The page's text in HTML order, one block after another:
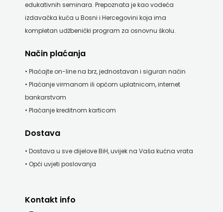
grupa
d.o.o.
TERAPIJA,
ZAGREB
Twins
GLUTEN
edukativnih seminara. Prepoznata je kao vodeća
izdavačka kuća u Bosni i Hercegovini koja ima
kompletan udžbenički program za osnovnu školu.
Način plaćanja
• Plaćajte on-line na brz, jednostavan i siguran način
• Plaćanje virmanom ili općom uplatnicom, internet
bankarstvom
• Plaćanje kreditnom karticom
Dostava
• Dostava u sve dijelove BiH, uvijek na Vaša kućna vrata
• Opći uvjeti poslovanja
Kontakt info